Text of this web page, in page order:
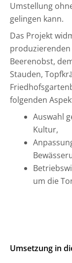
Umstellung
gelingen kann.
Das Projekt
produzierenden
Beerenobst,
Stauden,
folgenden
Auswahl
Kultur,
um die
Umsetzung in